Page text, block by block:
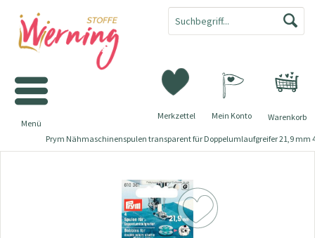
Warenkorb
Merkzettel Mein Konto
Menü
Prym Nähmaschinenspulen transparent für Doppelumlaufgreifer 21,9 mm